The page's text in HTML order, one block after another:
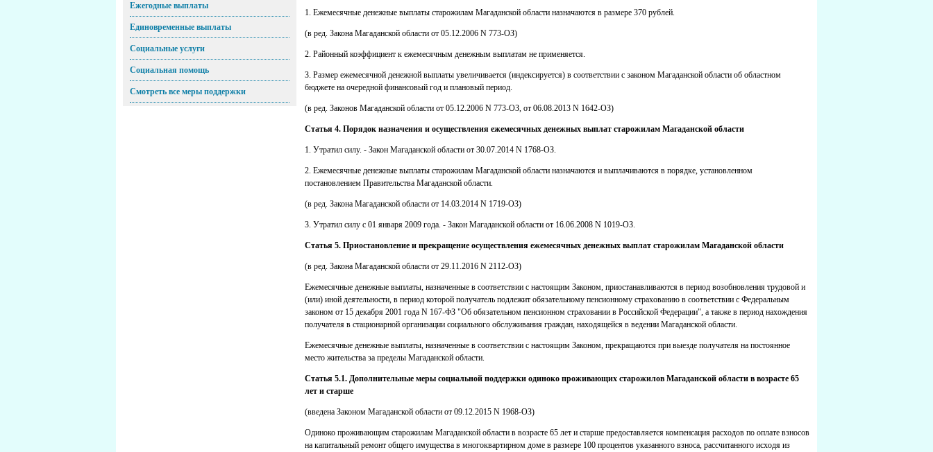
Ежегодные выплаты
Единовременные выплаты
Социальные услуги
Социальная помощь
Смотреть все меры поддержки
1. Ежемесячные денежные выплаты старожилам Магаданской области назначаются в размере 370 рублей.
(в ред. Закона Магаданской области от 05.12.2006 N 773-ОЗ)
2. Районный коэффициент к ежемесячным денежным выплатам не применяется.
3. Размер ежемесячной денежной выплаты увеличивается (индексируется) в соответствии с законом Магаданской области об областном
бюджете на очередной финансовый год и плановый период.
(в ред. Законов Магаданской области от 05.12.2006 N 773-ОЗ, от 06.08.2013 N 1642-ОЗ)
Статья 4. Порядок назначения и осуществления ежемесячных денежных выплат старожилам Магаданской области
1. Утратил силу. - Закон Магаданской области от 30.07.2014 N 1768-ОЗ.
2. Ежемесячные денежные выплаты старожилам Магаданской области назначаются и выплачиваются в порядке, установленном
постановлением Правительства Магаданской области.
(в ред. Закона Магаданской области от 14.03.2014 N 1719-ОЗ)
3. Утратил силу с 01 января 2009 года. - Закон Магаданской области от 16.06.2008 N 1019-ОЗ.
Статья 5. Приостановление и прекращение осуществления ежемесячных денежных выплат старожилам Магаданской области
(в ред. Закона Магаданской области от 29.11.2016 N 2112-ОЗ)
Ежемесячные денежные выплаты, назначенные в соответствии с настоящим Законом, приостанавливаются в период возобновления трудовой и
(или) иной деятельности, в период которой получатель подлежит обязательному пенсионному страхованию в соответствии с Федеральным
законом от 15 декабря 2001 года N 167-ФЗ "Об обязательном пенсионном страховании в Российской Федерации", а также в период нахождения
получателя в стационарной организации социального обслуживания граждан, находящейся в ведении Магаданской области.
Ежемесячные денежные выплаты, назначенные в соответствии с настоящим Законом, прекращаются при выезде получателя на постоянное
место жительства за пределы Магаданской области.
Статья 5.1. Дополнительные меры социальной поддержки одиноко проживающих старожилов Магаданской области в возрасте 65
лет и старше
(введена Законом Магаданской области от 09.12.2015 N 1968-ОЗ)
Одиноко проживающим старожилам Магаданской области в возрасте 65 лет и старше предоставляется компенсация расходов по оплате взносов
на капитальный ремонт общего имущества в многоквартирном доме в размере 100 процентов указанного взноса, рассчитанного исходя из